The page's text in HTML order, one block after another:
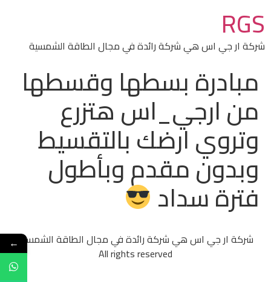
RGS
شركة ار جي اس هي شركة رائدة في مجال الطاقة الشمسية
مبادرة بسطها وقسطها
من ارجي_اس هتزرع
وتروي ارضك بالتقسيط
وبدون مقدم وبأطول
فترة سداد
شركة ار جي اس هي شركة رائدة في مجال الطاقة الشمسية
All rights reserved
←